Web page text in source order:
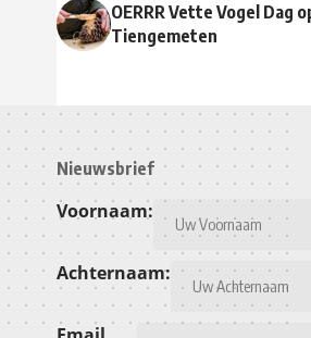
OERRR Vette Vogel Dag
Tiengemeten
Nieuwsbrief
Voornaam:
Achternaam: